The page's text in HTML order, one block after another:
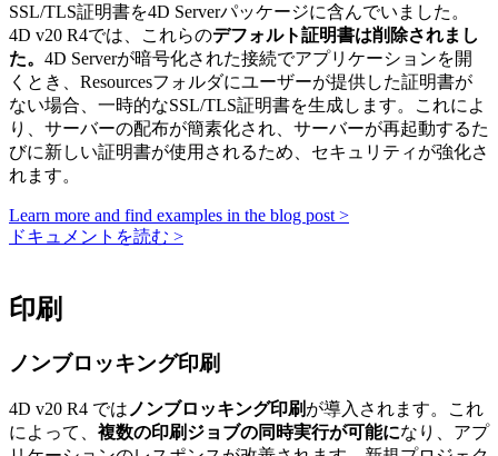
SSL/TLS証明書を4D Serverパッケージに含んでいました。
4D v20 R4では、これらのデフォルト証明書は削除されまし
た。 4D Serverが暗号化された接続でアプリケーションを開
くとき、Resourcesフォルダにユーザーが提供した証明書が
ない場合、一時的なSSL/TLS証明書を生成します。これによ
り、サーバーの配布が簡素化され、サーバーが再起動するた
びに新しい証明書が使用されるため、セキュリティが強化さ
れます。
Learn more and find examples in the blog post >
ドキュメントを読む >
印刷
ノンブロッキング印刷
4D v20 R4 では ノンブロッキング印刷 が導入されます。これ
によって、 複数の印刷ジョブの同時実行が可能になり、アプ